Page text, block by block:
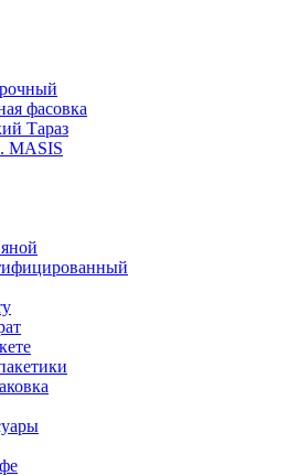
фасовка
Тараз
MASIS